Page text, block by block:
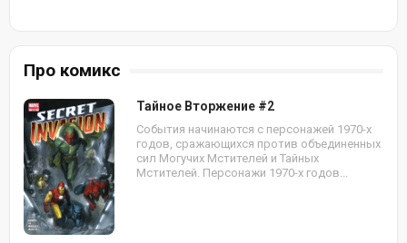
Про комикс
Тайное Вторжение #2
События начинаются с персонажей 1970-х
годов, сражающихся против объединенных
сил Могучих Мстителей и Тайных
Мстителей. Персонажи 1970-х годов...